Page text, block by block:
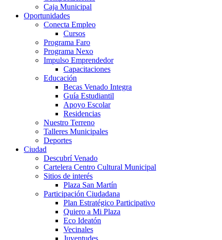
Caja Municipal
Oportunidades
Conecta Empleo
Cursos
Programa Faro
Programa Nexo
Impulso Emprendedor
Capacitaciones
Educación
Becas Venado Integra
Guía Estudiantil
Apoyo Escolar
Residencias
Nuestro Terreno
Talleres Municipales
Deportes
Ciudad
Descubrí Venado
Cartelera Centro Cultural Municipal
Sitios de interés
Plaza San Martín
Participación Ciudadana
Plan Estratégico Participativo
Quiero a Mi Plaza
Eco Ideatón
Vecinales
Juventudes